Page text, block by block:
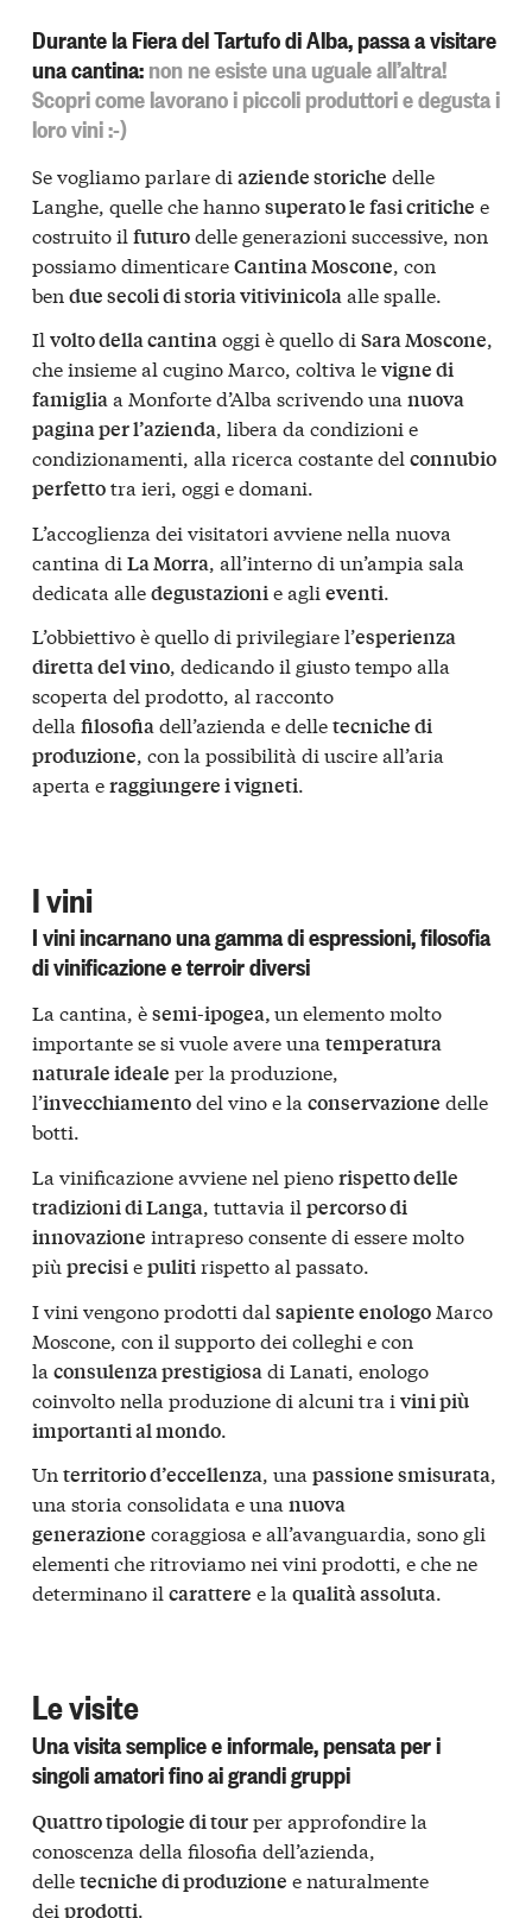
Durante la Fiera del Tartufo di Alba, passa a visitare
una cantina:non ne esiste una uguale all’altra!
Scopri come lavorano i piccoli produttori e degusta i
loro vini :-)
Se vogliamo parlare di aziende storiche delle
Langhe, quelle che hannosuperato le fasi critiche e
costruito il futurodelle generazioni successive, non
possiamo dimenticareCantina Moscone, con
ben due secoli di storia vitivinicolaalle spalle.
Il volto della cantinaoggi è quello di Sara Moscone,
che insieme al cugino Marco, coltiva levigne di
famigliaa Monforte d’Alba scrivendo una nuova
pagina per l’azienda, libera da condizioni e
condizionamenti, alla ricerca costante del connubio
perfettotra ieri, oggi e domani.
L’accoglienza dei visitatori avviene nella nuova
cantina di La Morra, all’interno di un’ampia sala
dedicata alledegustazionie agli eventi.
L’obbiettivo è quello di privilegiare l’esperienza
diretta del vino, dedicando il giusto tempo alla
scoperta del prodotto, al racconto
della filosofiadell’azienda e delletecniche di
produzione, con la possibilità di uscire all’aria
aperta eraggiungere i vigneti.
I vini
I vini incarnano una gamma di espressioni, filosofia
di vinificazione e terroir diversi
La cantina, èsemi-ipogea,un elemento molto
importante se si vuole avere una temperatura
naturale ideale per la produzione,
l’invecchiamentodel vino e la conservazione delle
botti.
La vinificazione avviene nel pienorispetto delle
tradizioni di Langa, tuttavia il percorso di
innovazione intrapreso consente di essere molto
più precisiepulitirispetto al passato.
I vini vengono prodotti dal sapiente enologo Marco
Moscone, con il supporto dei colleghi e con
la consulenza prestigiosa di Lanati, enologo
coinvolto nella produzione di alcuni tra i vini più
importanti al mondo
Un territorio d’eccellenza, una passione smisurata,
una storia consolidata e una nuova
generazione coraggiosa e all’avanguardia, sono gli
elementi che ritroviamo nei vini prodotti, e che ne
determinano il carattere e la qualità assoluta.
Le visite
Una visita semplice e informale, pensata per i
singoli amatori fino ai grandi gruppi
Quattro tipologie di tourper approfondire la
conoscenza della filosofia dell’azienda,
delletecniche di produzione e naturalmente
dei prodotti.